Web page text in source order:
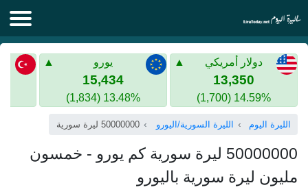
الليرة اليوم
الليرة السورية
الذهب في سوريا
الليرة التركية
الليرة التركية
الذهب في تركيا
اليورو الى الليرة التركية
دولار أمريكي
13,350
14.59% (1,700)
يورو
15,434
13.48% (1,834)
الليرة اليوم الليرة السورية/اليورو 50000000 ليرة سورية
50000000 ليرة سورية كم يورو - خمسون
مليون ليرة سورية باليورو